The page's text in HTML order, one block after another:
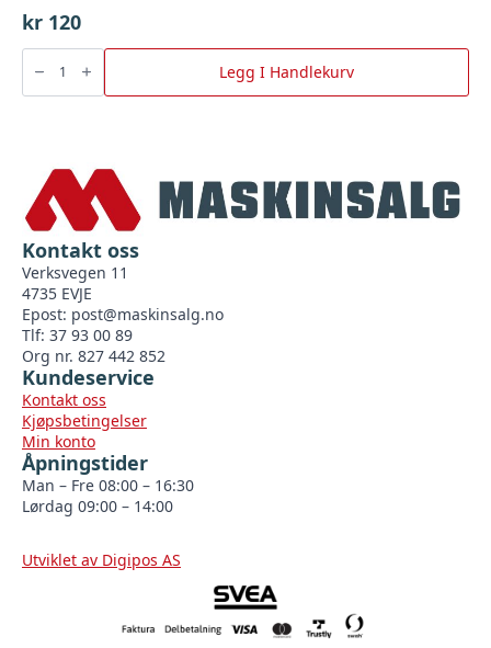
kr 120
Ladeklemme
500Amp,
Bgu
Legg I Handlekurv
Kontakt oss
Verksvegen 11
4735 EVJE
Epost: post@maskinsalg.no
Tlf: 37 93 00 89
Org nr. 827 442 852
Kundeservice
Kontakt oss
Kjøpsbetingelser
Min konto
Åpningstider
Man – Fre 08:00 – 16:30
Lørdag 09:00 – 14:00
Utviklet av Digipos AS